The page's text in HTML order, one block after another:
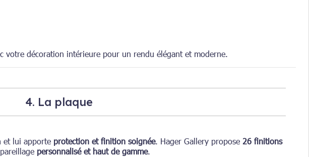
votre décoration intérieure pour un rendu élégant et moderne.
4. La plaque
et lui apporte protection et finition soignée. Hager Gallery propose 26 finitions
personnalisé et haut de gamme.